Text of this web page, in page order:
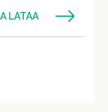
LATAA